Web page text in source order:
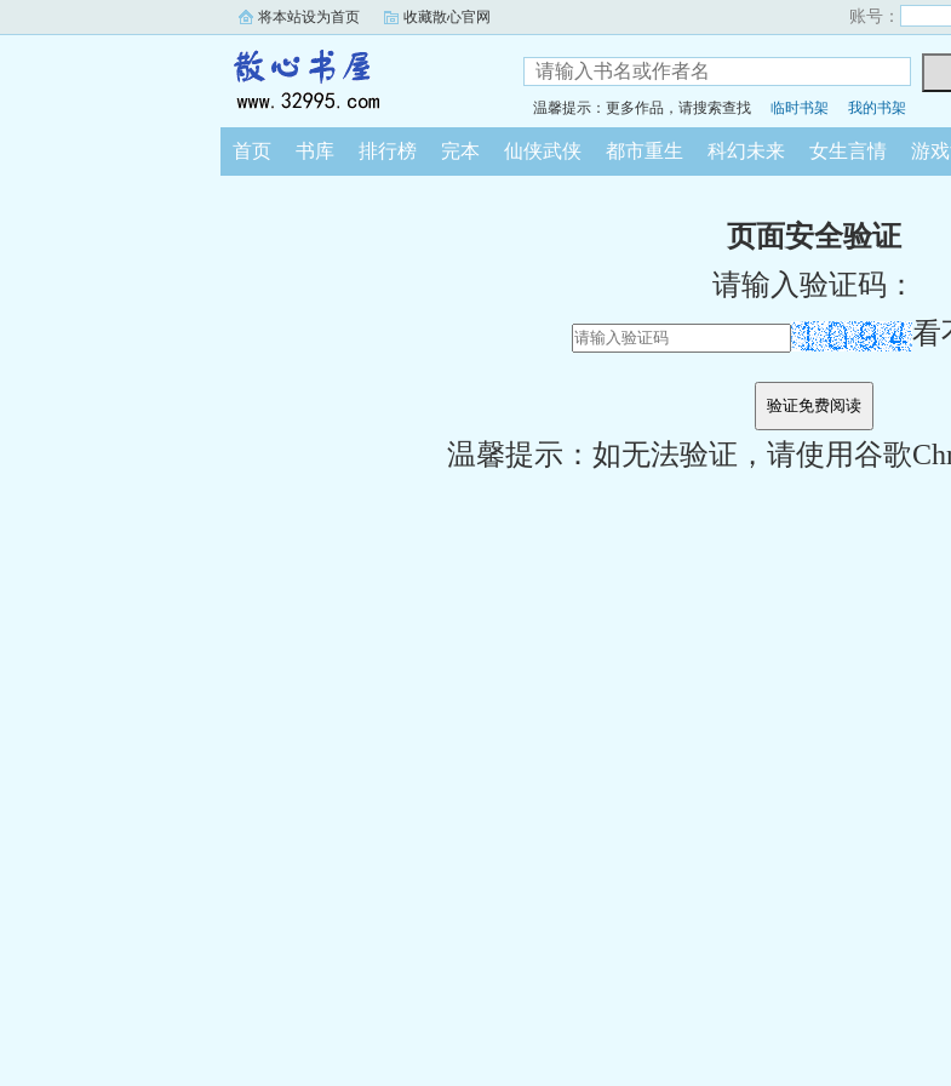
将本站设为首页 收藏散心官网 账号：
温馨提示：更多作品，请搜索查找 临时书架 我的书架
首页 书库 排行榜 完本 仙侠武侠 都市重生 科幻未来 女生言情 游
页面安全验证
请输入验证码：
看
温馨提示：如无法验证，请使用谷歌